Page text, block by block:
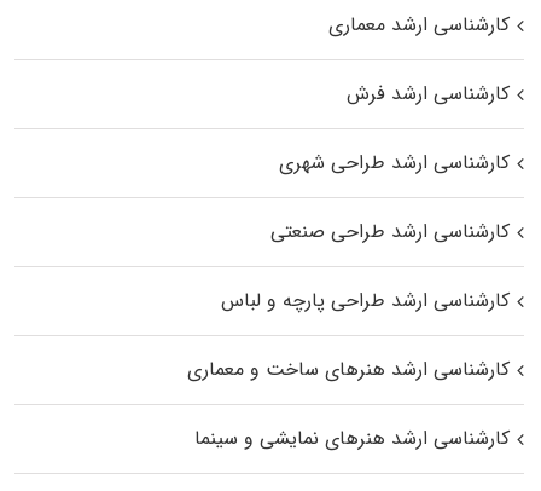
کارشناسی ارشد معماری
کارشناسی ارشد فرش
کارشناسی ارشد طراحی شهری
کارشناسی ارشد طراحی صنعتی
کارشناسی ارشد طراحی پارچه و لباس
کارشناسی ارشد هنرهای ساخت و معماری
کارشناسی ارشد هنرهای نمایشی و سینما